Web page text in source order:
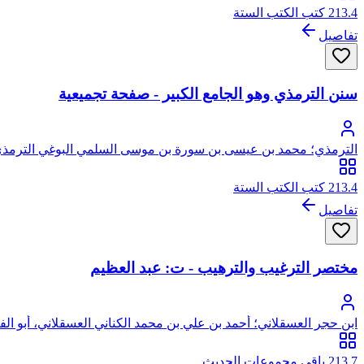
213.4 كتب الكتب الستة
تفاصيل
سنن الترمذي وهو الجامع الكبير - صفحة تجميعية
الترمذي؛ محمد بن عيسى بن سورة بن موسى السلمي البوغي
213.4 كتب الكتب الستة
تفاصيل
مختصر الترغيب والترهيب - ت: عبد العظيم
ابن حجر العسقلاني؛ أحمد بن علي بن محمد الكناني العسقلاني، أبو